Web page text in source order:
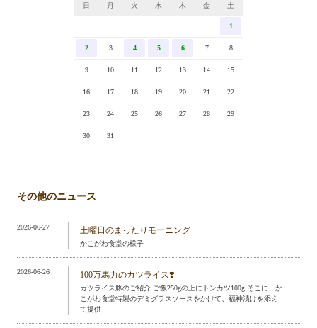
日 月 火 水 木 金 土
1
2 3 4 5 6 7 8
9 10 11 12 13 14 15
16 17 18 19 20 21 22
23 24 25 26 27 28 29
30 31
その他のニュース
2026-06-27 土曜日のまったりモーニング
かこがわ食堂の様子
2026-06-26 100万馬力のカツライス❣️
カツライス豚のご紹介 ご飯250gの上にトンカツ100g そこに、か
こがわ食堂特製のデミグラスソースをかけて、福神漬けを添え
て提供